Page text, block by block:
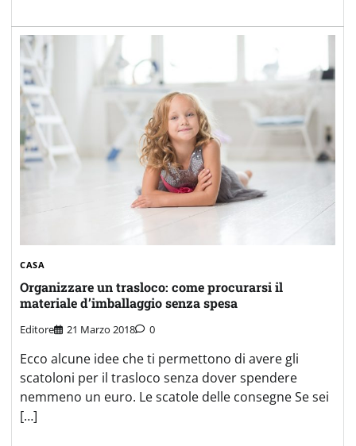
CASA
Organizzare un trasloco: come procurarsi il
materiale d’imballaggio senza spesa
Editore 21 Marzo 2018 0
Ecco alcune idee che ti permettono di avere gli
scatoloni per il trasloco senza dover spendere
nemmeno un euro. Le scatole delle consegne Se sei
[…]